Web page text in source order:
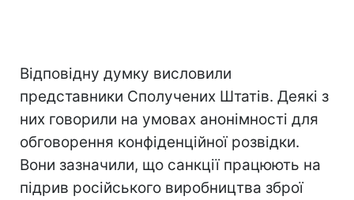
Відповідну думку висловили
представники Сполучених Штатів. Деякі з
них говорили на умовах анонімності для
обговорення конфіденційної розвідки.
Вони зазначили, що санкції працюють на
підрив російського виробництва зброї